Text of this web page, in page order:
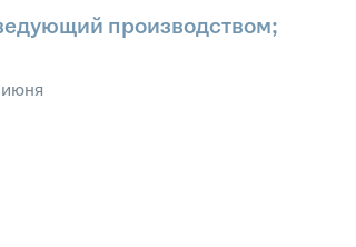
право • Планирование численности
производством;
июня